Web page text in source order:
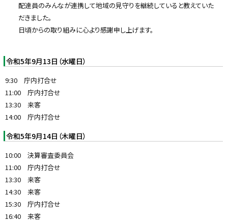
配達員のみんなが連携して地域の見守りを継続していると教えていた
だきました。
日頃からの取り組みに心より感謝申し上げます。
令和5年9月13日（水曜日）
9:30 庁内打合せ
11:00 庁内打合せ
13:30 来客
14:00 庁内打合せ
令和5年9月14日（木曜日）
10:00 決算審査委員会
11:00 庁内打合せ
13:30 来客
14:30 来客
15:30 庁内打合せ
16:40 来客